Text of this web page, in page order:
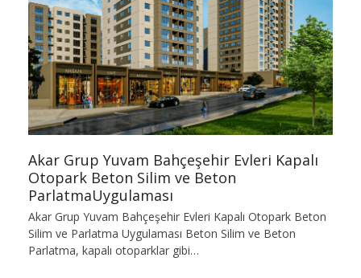
Akar Grup Yuvam Bahçeşehir Evleri Kapalı
Otopark Beton Silim ve Beton
ParlatmaUygulaması
Akar Grup Yuvam Bahçeşehir Evleri Kapalı Otopark Beton
Silim ve Parlatma Uygulaması Beton Silim ve Beton
Parlatma, kapalı otoparklar gibi…